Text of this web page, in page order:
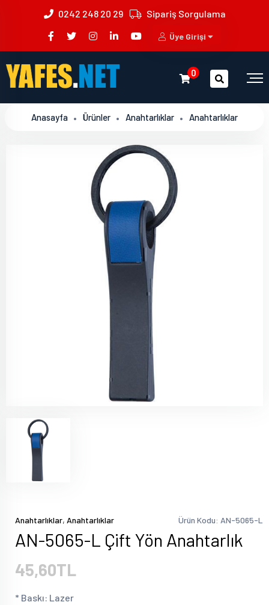
0242 248 20 29 Sipariş Sorgulama
Üye Girişi
0
Anasayfa Ürünler Anahtarlıklar Anahtarlıklar
Anahtarlıklar, Anahtarlıklar Ürün Kodu: AN-5065-L
AN-5065-L Çift Yön Anahtarlık
45,60TL
* Baskı: Lazer